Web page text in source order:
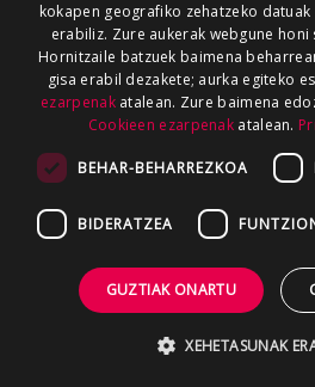
kokapen geografiko zehatzeko
erabiliz. Zure aukerak webgune
Hornitzaile batzuek baimena
gisa erabil dezakete; aurka egiteko
ezarpenakatalean. Zure baimena
Cookieen ezarpenak atalean.
BEHAR-BEHARREZKOA
BIDERATZEA
GUZTIAK ONARTU
XEHETASUNAK